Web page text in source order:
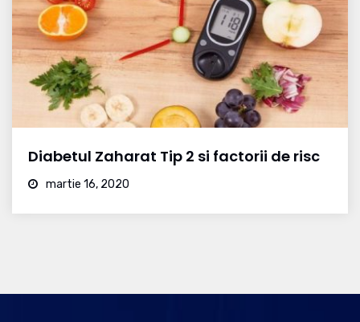
Diabetul Zaharat Tip 2 si factorii de risc
martie 16, 2020